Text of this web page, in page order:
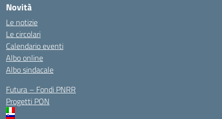
Novità
Le notizie
Le circolari
Calendario eventi
Albo online
Albo sindacale
Futura – Fondi PNRR
Progetti PON